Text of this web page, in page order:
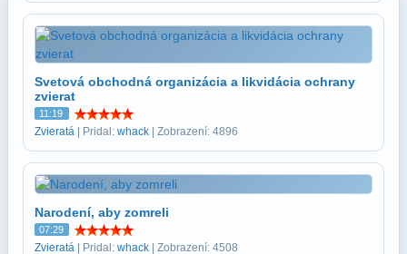
Svetová obchodná organizácia a likvidácia ochrany
zvierat
11:19
Zvieratá | Pridal: whack | Zobrazení: 4896
Narodení, aby zomreli
07:29
Zvieratá | Pridal: whack | Zobrazení: 4508